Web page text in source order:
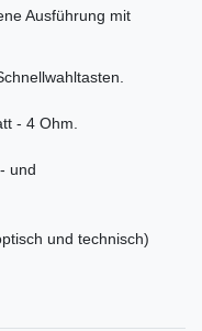
Ausführung mit
- 4 Ohm.
und
und technisch)